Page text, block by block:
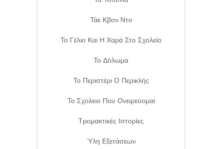
Τάε Κβον Ντο
Το Γέλιο Και Η Χαρά Στο Σχολείο
Το Δόλωμα
Το Περιστέρι Ο Περικλής
Το Σχολειο Που Ονειρεύομαι
Τρομακτικές Ιστορίες
Ύλη Εξετάσεων